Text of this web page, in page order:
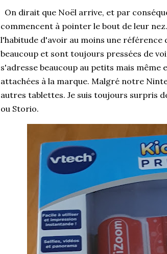
On dirait que Noël arrive, et par
commencent à pointer le bout de leur
l'habitude d'avoir au moins une référence
beaucoup et sont toujours pressées de
s'adresse beaucoup au petits mais
attachées à la marque. Malgré notre
autres tablettes. Je suis toujours surpris
ou Storio.